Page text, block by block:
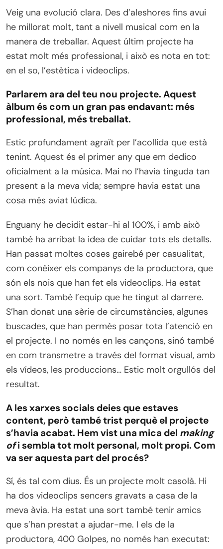
Veig una evolució clara. Des d’aleshores fins avui
he millorat molt, tant a nivell musical com en la
manera de treballar. Aquest últim projecte ha
estat molt més professional, i això es nota en tot:
en el so, l’estètica i videoclips.
Parlarem ara del teu nou projecte. Aquest
àlbum és com un gran pas endavant: més
professional, més treballat.
Estic profundament agraït per l’acollida que està
tenint. Aquest és el primer any que em dedico
oficialment a la música. Mai no l’havia tinguda tan
present a la meva vida; sempre havia estat una
cosa més aviat lúdica.
Enguany he decidit estar-hi al 100%, i amb això
també ha arribat la idea de cuidar tots els detalls.
Han passat moltes coses gairebé per casualitat,
com conèixer els companys de la productora, que
són els nois que han fet els videoclips. Ha estat
una sort. També l’equip que he tingut al darrere.
S’han donat una sèrie de circumstàncies, algunes
buscades, que han permès posar tota l’atenció en
el projecte. I no només en les cançons, sinó també
en com transmetre a través del format visual, amb
els vídeos, les produccions… Estic molt orgullós del
resultat.
A les xarxes socials deies que estaves
content, però també trist perquè el projecte
s’havia acabat. Hem vist una mica del making
ofi sembla tot molt personal, molt propi. Com
va ser aquesta part del procés?
Sí, és tal com dius. És un projecte molt casolà. Hi
ha dos videoclips sencers gravats a casa de la
meva àvia. Ha estat una sort també tenir amics
que s’han prestat a ajudar-me. I els de la
productora, 400 Golpes, no només han executat: